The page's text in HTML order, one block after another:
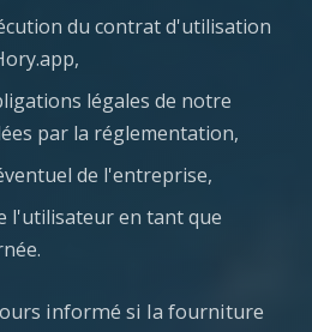
du contrat d'utilisation
légales de notre
par la réglementation,
de l'entreprise,
l'utilisateur en tant que
informé si la fourniture